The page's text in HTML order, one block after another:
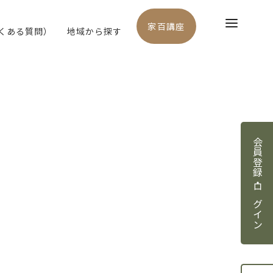
会員登録・ログイン
ある質問） 地域から探す 家百講座